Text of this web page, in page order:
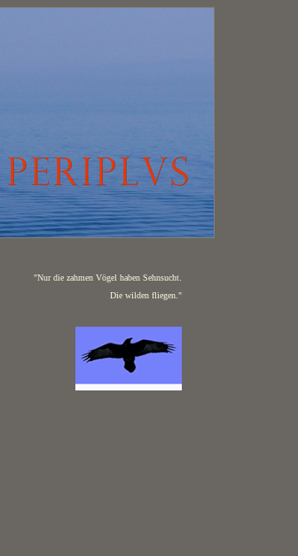
"Nur die zahmen Vögel haben Sehnsucht.
Die wilden fliegen."